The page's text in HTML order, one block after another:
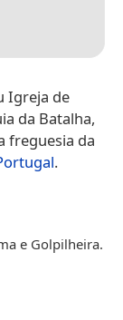
Igreja de
da Batalha,
freguesia da
.
e Golpilheira.